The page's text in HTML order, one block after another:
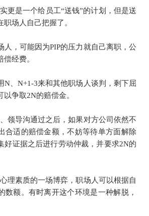
更是一个给员工“送钱”的计划，但是送
场人自己把握了。
人，可能因为PIP的压力就自己离职，公
经费。
N、N+1-3来和其他职场人谈判， 剩下屈
以争取2N的赔偿金。
领导沟通过之后，如果对方公司依然不
合适的赔偿金额，不妨等待单方面解除
好证据之后进行劳动仲裁，并要求2N的
理素质的一场博弈，职场人可以根据自
数额。有时离开这个环境是一种解脱，